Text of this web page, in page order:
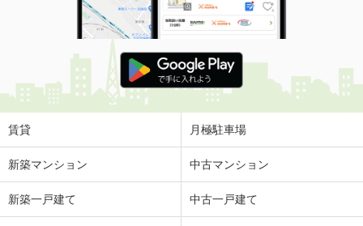
賃貸 月極駐車場
新築マンション 中古マンション
新築一戸建て 中古一戸建て